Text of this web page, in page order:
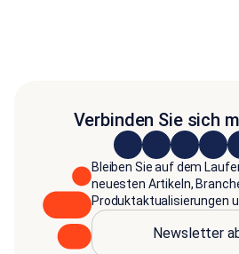
Verbinden Sie sich
Bleiben Sie auf dem
neuesten Artikeln,
Produktaktualisierungen
Newsletter